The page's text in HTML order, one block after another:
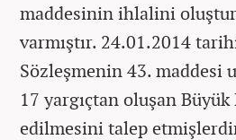
maddesinin ihlalini
varmıştır. 24.01.2014
Sözleşmenin 43. maddesi
17 yargıçtan oluşan
edilmesini talep